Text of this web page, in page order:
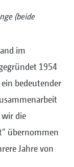
(beide
im
1954
bedeutender
wir die
übernommen
Jahre von